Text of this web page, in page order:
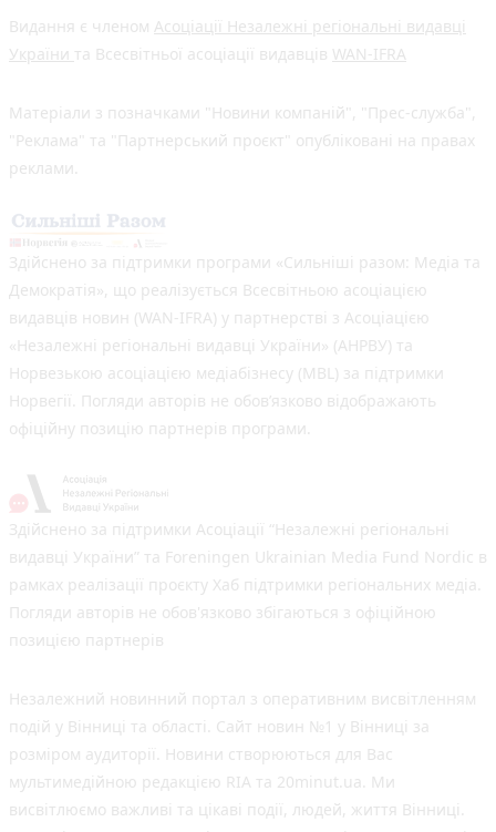
Видання є членом Асоціації Незалежні регіональні видавці
України та Всесвітньої асоціації видавців WAN-IFRA
Матеріали з позначками "Новини компаній", "Прес-служба",
"Реклама" та "Партнерський проєкт" опубліковані на правах
реклами.
Здійснено за підтримки програми «Сильніші разом: Медіа та
Демократія», що реалізується Всесвітньою асоціацією
видавців новин (WAN-IFRA) у партнерстві з Асоціацією
«Незалежні регіональні видавці України» (АНРВУ) та
Норвезькою асоціацією медіабізнесу (MBL) за підтримки
Норвегії. Погляди авторів не обов’язково відображають
офіційну позицію партнерів програми.
Здійснено за підтримки Асоціації “Незалежні регіональні
видавці України” та Foreningen Ukrainian Media Fund Nordic в
рамках реалізації проєкту Хаб підтримки регіональних медіа.
Погляди авторів не обов'язково збігаються з офіційною
позицією партнерів
Незалежний новинний портал з оперативним висвітленням
подій у Вінниці та області. Сайт новин №1 у Вінниці за
розміром аудиторії. Новини створюються для Вас
мультимедійною редакцією RIA та 20minut.ua. Ми
висвітлюємо важливі та цікаві події, людей, життя Вінниці.